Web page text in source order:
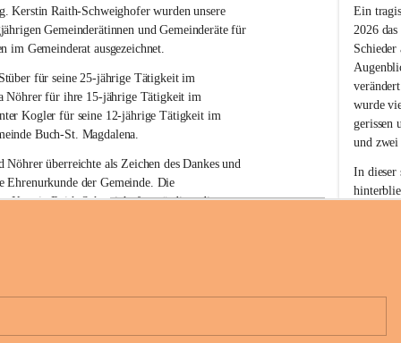
Kerstin Raith-Schweighofer wurden unsere
Gemeinderätinnen und Gemeinderäte für
im Gemeinderat ausgezeichnet.
für seine 25-jährige Tätigkeit im
Nöhrer für ihre 15-jährige Tätigkeit im
Kogler für seine 12-jährige Tätigkeit im
Buch-St. Magdalena.
Nöhrer überreichte als Zeichen des Dankes und
Ehrenurkunde der Gemeinde. Die
Kerstin Raith-Schweighofer würdigte die
+6
-
S
t
.
M
a
g
d
a
e
n
a
Ein
2026
wurde
gerissen
und
In dieser